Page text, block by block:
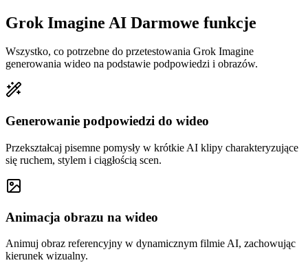
Grok Imagine AI Darmowe funkcje
Wszystko, co potrzebne do przetestowania Grok Imagine
generowania wideo na podstawie podpowiedzi i obrazów.
Generowanie podpowiedzi do wideo
Przekształcaj pisemne pomysły w krótkie AI klipy charakteryzujące
się ruchem, stylem i ciągłością scen.
Animacja obrazu na wideo
Animuj obraz referencyjny w dynamicznym filmie AI, zachowując
kierunek wizualny.